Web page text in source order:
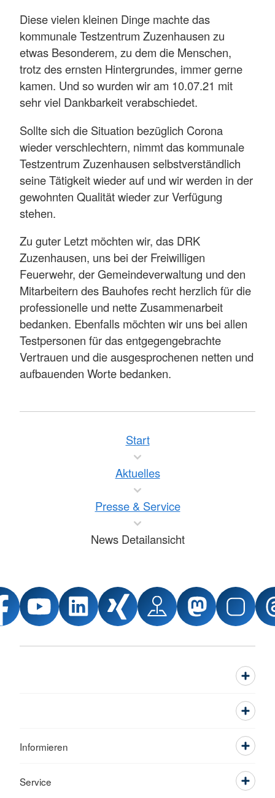
Diese vielen kleinen Dinge machte das
kommunale Testzentrum Zuzenhausen zu
etwas Besonderem, zu dem die Menschen,
trotz des ernsten Hintergrundes, immer gerne
kamen. Und so wurden wir am 10.07.21 mit
sehr viel Dankbarkeit verabschiedet.
Sollte sich die Situation bezüglich Corona
wieder verschlechtern, nimmt das kommunale
Testzentrum Zuzenhausen selbstverständlich
seine Tätigkeit wieder auf und wir werden in der
gewohnten Qualität wieder zur Verfügung
stehen.
Zu guter Letzt möchten wir, das DRK
Zuzenhausen, uns bei der Freiwilligen
Feuerwehr, der Gemeindeverwaltung und den
Mitarbeitern des Bauhofes recht herzlich für die
professionelle und nette Zusammenarbeit
bedanken. Ebenfalls möchten wir uns bei allen
Testpersonen für das entgegengebrachte
Vertrauen und die ausgesprochenen netten und
aufbauenden Worte bedanken.
Start
Aktuelles
Presse & Service
News Detailansicht
Informieren
Service